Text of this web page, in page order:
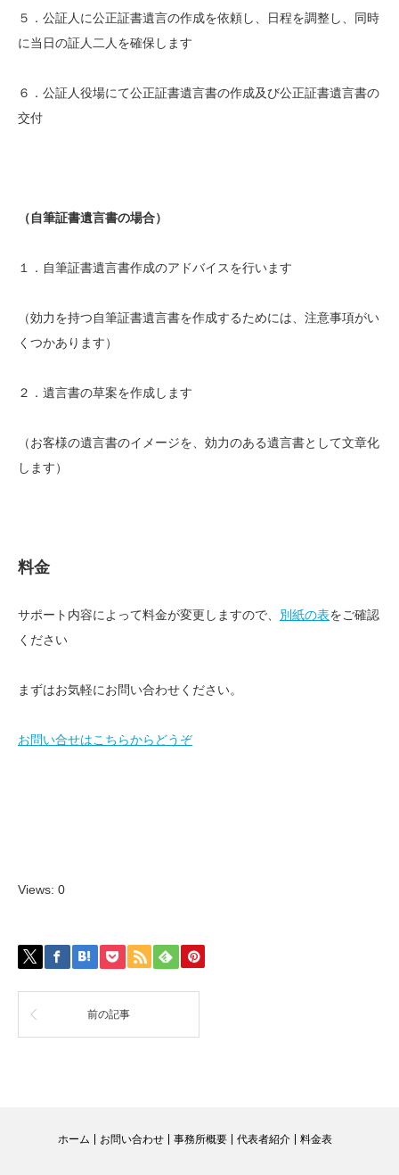
５．公証人に公正証書遺言の作成を依頼し、日程を調整し、同時
に当日の証人二人を確保します
６．公証人役場にて公正証書遺言書の作成及び公正証書遺言書の
交付
（自筆証書遺言書の場合）
１．自筆証書遺言書作成のアドバイスを行います
（効力を持つ自筆証書遺言書を作成するためには、注意事項がい
くつかあります）
２．遺言書の草案を作成します
（お客様の遺言書のイメージを、効力のある遺言書として文章化
します）
料金
サポート内容によって料金が変更しますので、 別紙の表をご確認
ください
まずはお気軽にお問い合わせください。
お問い合せはこちらからどうぞ
Views: 0
前の記事
ホーム お問い合わせ 事務所概要 代表者紹介 料金表